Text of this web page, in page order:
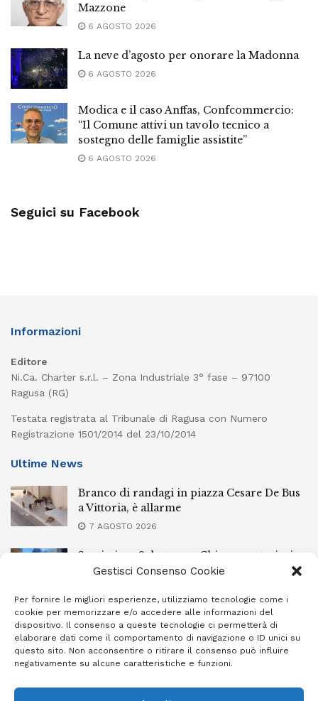
Gestisci Consenso Cookie
Per fornire le migliori esperienze, utilizziamo tecnologie come i
cookie per memorizzare e/o accedere alle informazioni del
dispositivo. Il consenso a queste tecnologie ci permetterà di
elaborare dati come il comportamento di navigazione o ID unici su
questo sito. Non acconsentire o ritirare il consenso può influire
negativamente su alcune caratteristiche e funzioni.
Mazzone
6 AGOSTO 2026
La neve d’agosto per onorare la Madonna
6 AGOSTO 2026
Modica e il caso Anffas, Confcommercio:
“Il Comune attivi un tavolo tecnico a
sostegno delle famiglie assistite”
6 AGOSTO 2026
Seguici su Facebook
Informazioni
Editore
Ni.Ca. Charter s.r.l. – Zona Industriale 3° fase – 97100
Ragusa (RG)
Testata registrata al Tribunale di Ragusa con Numero
Registrazione 1501/2014 del 23/10/2014
Ultime News
Branco di randagi in piazza Cesare De Bus
a Vittoria, è allarme
7 AGOSTO 2026
Santissimo Salvatore a Chiaramonte, ieri
sera la processione con il simulacro
L’Ebt Ragusa approva il regolamento di
conciliazione
7 AGOSTO 2026